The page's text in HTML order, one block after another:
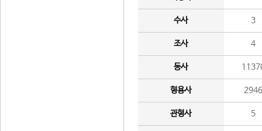
수사 3
조사 4
동사
형용사 2946
관형사 5